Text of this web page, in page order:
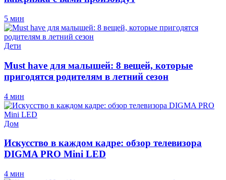
5 мин
Дети
Must have для малышей: 8 вещей, которые
пригодятся родителям в летний сезон
4 мин
Дом
Искусство в каждом кадре: обзор телевизора
DIGMA PRO Mini LED
4 мин